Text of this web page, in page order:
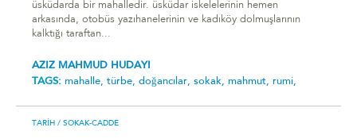
üsküdarda bir mahalledir. üsküdar iskelelerinin hemen
arkasında, otobüs yazıhanelerinin ve kadıköy dolmuşlarının
kalktığı taraftan...
AZIZ MAHMUD HUDAYI
TAGS: mahalle, türbe, doğancılar, sokak, mahmut, rumi,
TARIH / SOKAK-CADDE